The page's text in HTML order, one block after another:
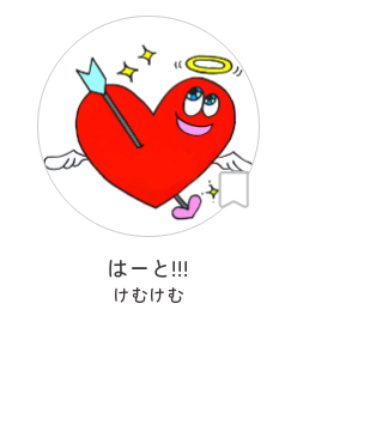
はーと!!!
けむけむ